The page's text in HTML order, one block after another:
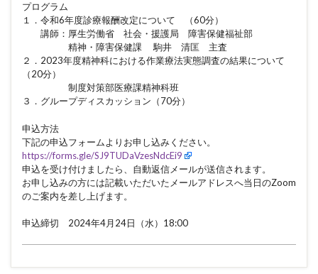
プログラム
１．令和6年度診療報酬改定について （60分）
講師：厚生労働省 社会・援護局 障害保健福祉部
精神・障害保健課 駒井 清匡 主査
２．2023年度精神科における作業療法実態調査の結果について
（20分）
制度対策部医療課精神科班
３．グループディスカッション（70分）
申込方法
下記の申込フォームよりお申し込みください。
https://forms.gle/SJ9TUDaVzesNdcEi9
申込を受け付けましたら、自動返信メールが送信されます。
お申し込みの方には記載いただいたメールアドレスへ当日のZoom
のご案内を差し上げます。
申込締切 2024年4月24日（水）18:00